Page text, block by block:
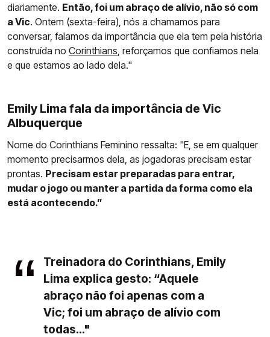
diariamente. Então, foi um abraço de alívio, não só com
a Vic. Ontem (sexta-feira), nós a chamamos para
conversar, falamos da importância que ela tem pela história
construída no Corinthians , reforçamos que confiamos nela
e que estamos ao lado dela."
Emily Lima fala da importância de Vic
Albuquerque
Nome do Corinthians Feminino ressalta: "E, se em qualquer
momento precisarmos dela, as jogadoras precisam estar
prontas. Precisam estar preparadas para entrar,
mudar o jogo ou manter a partida da forma como ela
está acontecendo.”
Treinadora do Corinthians, Emily
Lima explica gesto: “Aquele
abraço não foi apenas com a
Vic; foi um abraço de alívio com
todas..."